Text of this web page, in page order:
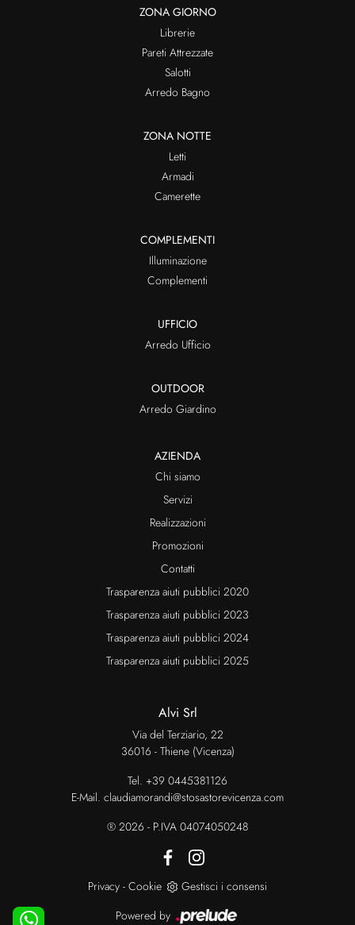
ZONA GIORNO
Librerie
Pareti Attrezzate
Salotti
Arredo Bagno
ZONA NOTTE
Letti
Armadi
Camerette
COMPLEMENTI
Illuminazione
Complementi
UFFICIO
Arredo Ufficio
OUTDOOR
Arredo Giardino
AZIENDA
Chi siamo
Servizi
Realizzazioni
Promozioni
Contatti
Trasparenza aiuti pubblici 2020
Trasparenza aiuti pubblici 2023
Trasparenza aiuti pubblici 2024
Trasparenza aiuti pubblici 2025
Alvi Srl
Via del Terziario, 22
36016 - Thiene (Vicenza)
Tel. +39 0445381126
E-Mail. claudiamorandi@stosastorevicenza.com
® 2026 - P.IVA 04074050248
Privacy - Cookie
Gestisci i consensi
Powered by